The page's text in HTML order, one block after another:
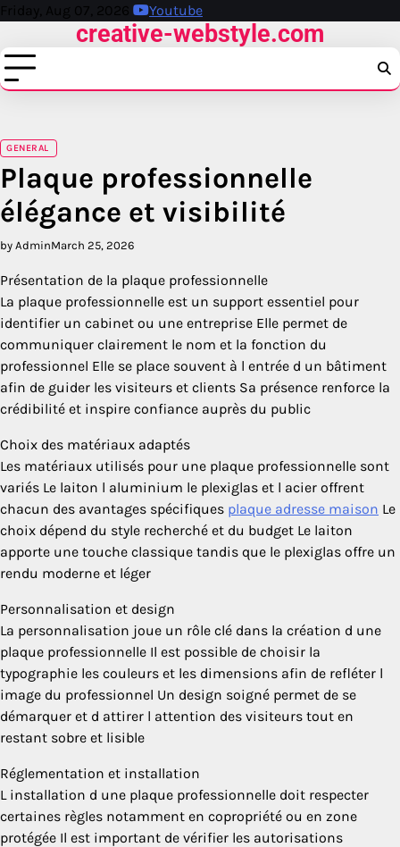
Skip
content
Friday, Aug 07, 2026 Youtube
creative-webstyle.com
GENERAL
Plaque professionnelle
élégance et visibilité
by AdminMarch 25, 2026
Présentation de la plaque professionnelle
La plaque professionnelle est un support essentiel pour
identifier un cabinet ou une entreprise Elle permet de
communiquer clairement le nom et la fonction du
professionnel Elle se place souvent à l entrée d un bâtiment
afin de guider les visiteurs et clients Sa présence renforce la
crédibilité et inspire confiance auprès du public
Choix des matériaux adaptés
Les matériaux utilisés pour une plaque professionnelle sont
variés Le laiton l aluminium le plexiglas et l acier offrent
chacun des avantages spécifiques plaque adresse maison Le
choix dépend du style recherché et du budget Le laiton
apporte une touche classique tandis que le plexiglas offre un
rendu moderne et léger
Personnalisation et design
La personnalisation joue un rôle clé dans la création d une
plaque professionnelle Il est possible de choisir la
typographie les couleurs et les dimensions afin de refléter l
image du professionnel Un design soigné permet de se
démarquer et d attirer l attention des visiteurs tout en
restant sobre et lisible
Réglementation et installation
L installation d une plaque professionnelle doit respecter
certaines règles notamment en copropriété ou en zone
protégée Il est important de vérifier les autorisations